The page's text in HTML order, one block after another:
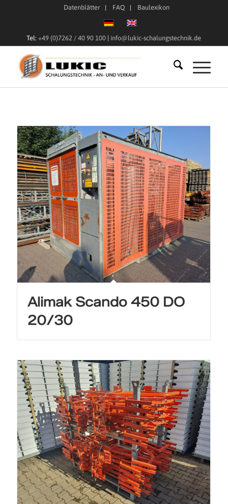
Datenblätter FAQ Baulexikon
Tel: +49 (0)7262 / 40 90 100 info@lukic-schalungstechnik.de
Alimak Scando 450 DO
20/30